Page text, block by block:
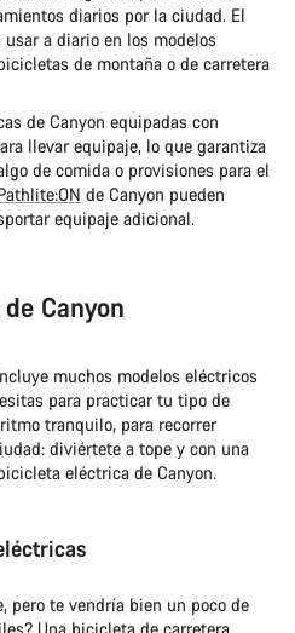
diarios por la ciudad. El
a diario en los modelos
de montaña o de carretera
de Canyon equipadas con
llevar equipaje, lo que garantiza
de comida o provisiones para el
de Canyon pueden
equipaje adicional.
Canyon
muchos modelos eléctricos
para practicar tu tipo de
tranquilo, para recorrer
diviértete a tope y con una
eléctrica de Canyon.
pero te vendría bien un poco de